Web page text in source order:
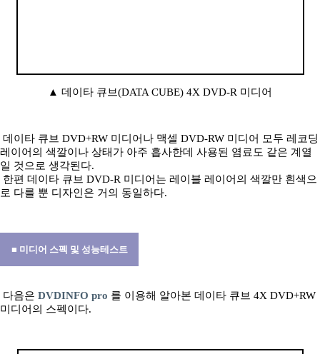
▲ 데이타 큐브(DATA CUBE) 4X DVD-R 미디어
데이타 큐브 DVD+RW 미디어나 맥셀 DVD-RW 미디어 모두 레코딩
레이어의 색깔이나 상태가 아주 흡사한데 사용된 염료도 같은 계열
일 것으로 생각된다.
한편 데이타 큐브 DVD-R 미디어는 레이블 레이어의 색깔만 흰색으
로 다를 뿐 디자인은 거의 동일하다.
■ 미디어 스펙 및 성능테스트
다음은 DVDINFO pro 를 이용해 알아본 데이타 큐브 4X DVD+RW
미디어의 스펙이다.